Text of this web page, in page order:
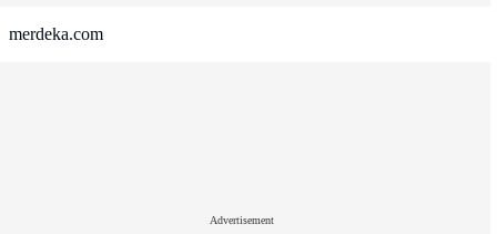
merdeka.com
Advertisement